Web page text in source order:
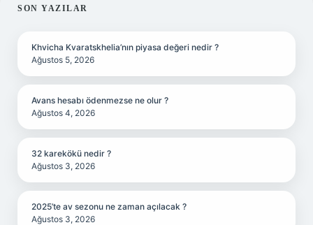
SIDEBAR
SON YAZILAR
Khvicha Kvaratskhelia’nın piyasa değeri nedir ?
Ağustos 5, 2026
Avans hesabı ödenmezse ne olur ?
Ağustos 4, 2026
32 karekökü nedir ?
Ağustos 3, 2026
2025’te av sezonu ne zaman açılacak ?
Ağustos 3, 2026